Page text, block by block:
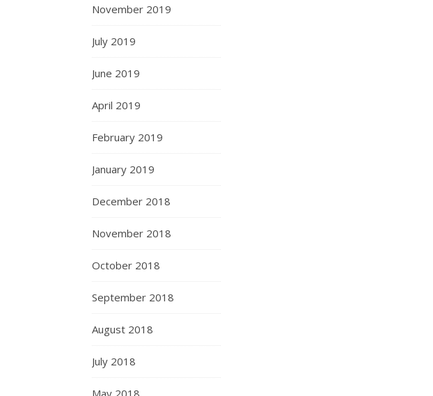
November 2019
July 2019
June 2019
April 2019
February 2019
January 2019
December 2018
November 2018
October 2018
September 2018
August 2018
July 2018
May 2018